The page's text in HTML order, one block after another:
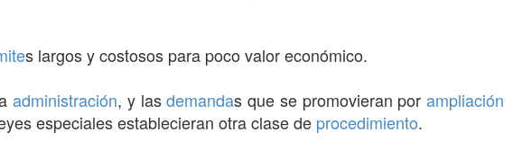
s largos y costosos para poco valor económico.
administración, y lasdemandas que se promovieran porampliación
especiales establecieran otra clase de procedimiento.